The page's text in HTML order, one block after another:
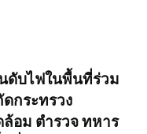
ดับไฟในพื้นที่ร่วม
กระทรวง
อม ตำรวจ ทหาร